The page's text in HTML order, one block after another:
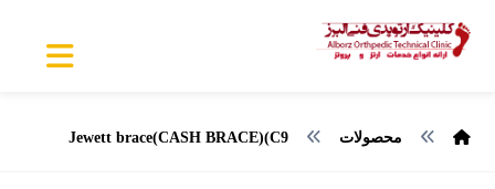
محصولات Jewett brace(CASH BRACE)(C9